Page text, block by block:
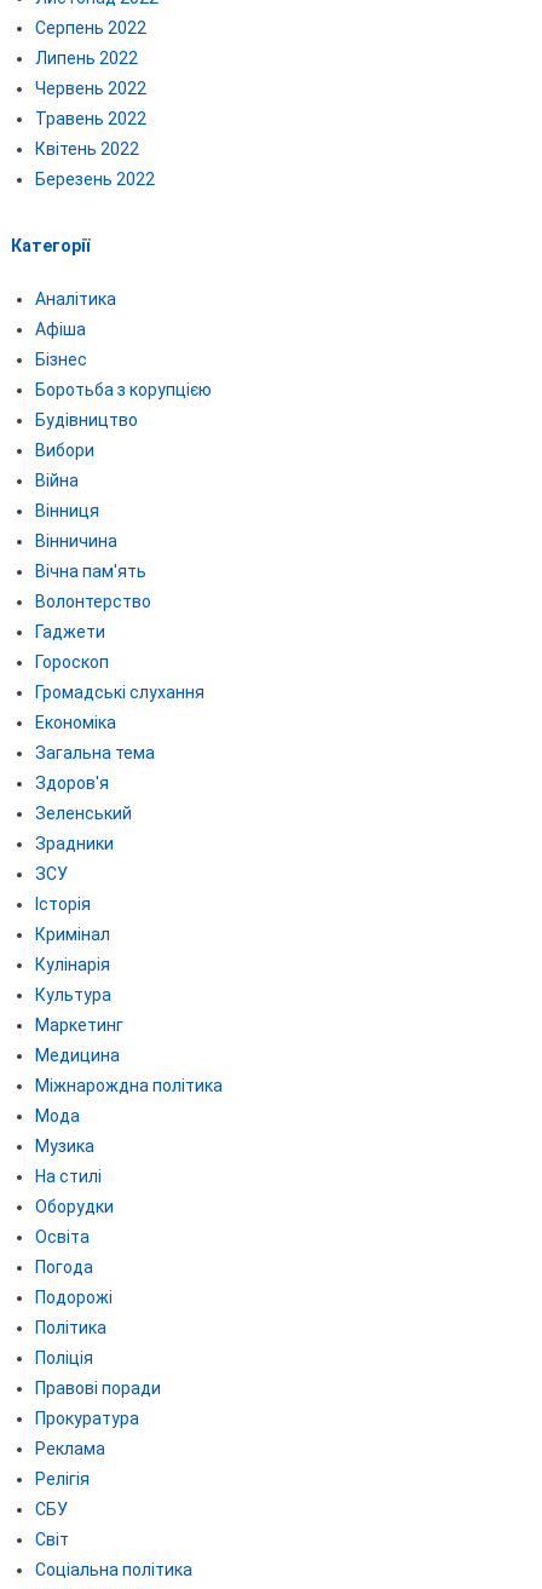
Серпень 2022
Липень 2022
Червень 2022
Травень 2022
Квітень 2022
Березень 2022
Категорії
Аналітика
Афіша
Бізнес
Боротьба з корупцією
Будівництво
Вибори
Війна
Вінниця
Вінничина
Вічна пам'ять
Волонтерство
Гаджети
Гороскоп
Громадські слухання
Економіка
Загальна тема
Здоров'я
Зеленський
Зрадники
ЗСУ
Історія
Кримінал
Кулінарія
Культура
Маркетинг
Медицина
Міжнарождна політика
Мода
Музика
На стилі
Оборудки
Освіта
Погода
Подорожі
Політика
Поліція
Правові поради
Прокуратура
Реклама
Релігія
СБУ
Світ
Соціальна політика